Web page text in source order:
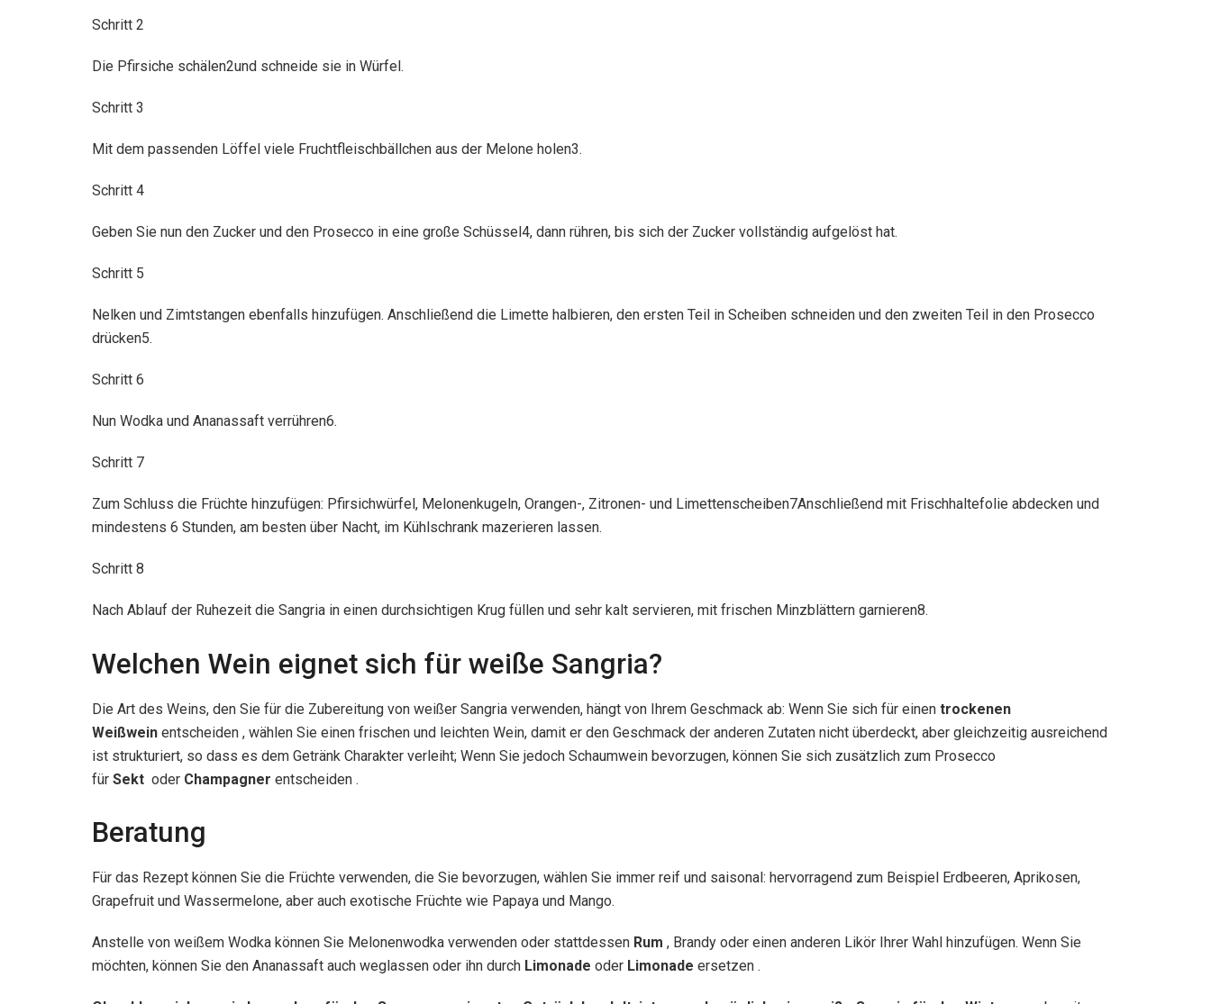
Schritt 2
Die Pfirsiche schälen2und schneide sie in Würfel.
Schritt 3
Mit dem passenden Löffel viele Fruchtfleischbällchen aus der Melone holen3.
Schritt 4
Geben Sie nun den Zucker und den Prosecco in eine große Schüssel4, dann rühren, bis sich der Zucker vollständig aufgelöst hat.
Schritt 5
Nelken und Zimtstangen ebenfalls hinzufügen. Anschließend die Limette halbieren, den ersten Teil in Scheiben schneiden und den zweiten Teil in den Prosecco
drücken5.
Schritt 6
Nun Wodka und Ananassaft verrühren6.
Schritt 7
Zum Schluss die Früchte hinzufügen: Pfirsichwürfel, Melonenkugeln, Orangen-, Zitronen- und Limettenscheiben7Anschließend mit Frischhaltefolie abdecken und
mindestens 6 Stunden, am besten über Nacht, im Kühlschrank mazerieren lassen.
Schritt 8
Nach Ablauf der Ruhezeit die Sangria in einen durchsichtigen Krug füllen und sehr kalt servieren, mit frischen Minzblättern garnieren8.
Welchen Wein eignet sich für weiße Sangria?
Die Art des Weins, den Sie für die Zubereitung von weißer Sangria verwenden, hängt von Ihrem Geschmack ab: Wenn Sie sich für einen trockenen
Weißwein entscheiden , wählen Sie einen frischen und leichten Wein, damit er den Geschmack der anderen Zutaten nicht überdeckt, aber gleichzeitig ausreichend
ist strukturiert, so dass es dem Getränk Charakter verleiht; Wenn Sie jedoch Schaumwein bevorzugen, können Sie sich zusätzlich zum Prosecco
für Sekt oder Champagner entscheiden .
Beratung
Für das Rezept können Sie die Früchte verwenden, die Sie bevorzugen, wählen Sie immer reif und saisonal: hervorragend zum Beispiel Erdbeeren, Aprikosen,
Grapefruit und Wassermelone, aber auch exotische Früchte wie Papaya und Mango.
Anstelle von weißem Wodka können Sie Melonenwodka verwenden oder stattdessen Rum , Brandy oder einen anderen Likör Ihrer Wahl hinzufügen. Wenn Sie
möchten, können Sie den Ananassaft auch weglassen oder ihn durch Limonade oder Limonade ersetzen .